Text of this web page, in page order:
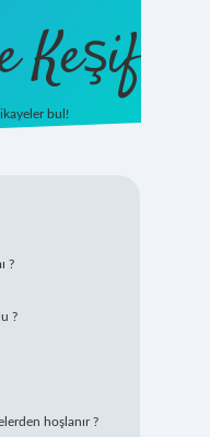
Keşif
bul!
?
?
hoşlanır ?